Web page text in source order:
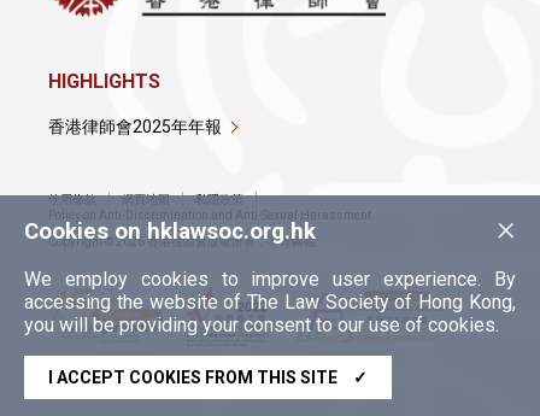
×
Cookies on hklawsoc.org.hk
We employ cookies to improve user experience. By
accessing the website of The Law Society of Hong Kong,
you will be providing your consent to our use of cookies.
I ACCEPT COOKIES FROM THIS SITE ✓
HIGHLIGHTS
香港律師會2025年年報
使用條款 網頁地圖
私隱政策
Policy on Anti-Discrimination and Anti-Sexual Harassment
Copyright © 2026 香港律師會版權所有，不得轉載